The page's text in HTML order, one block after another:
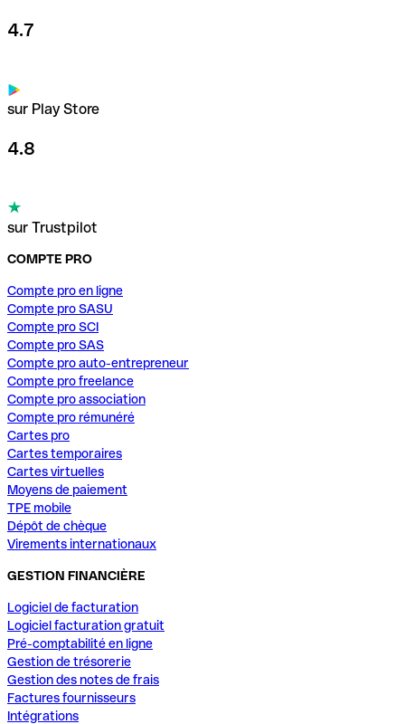
4.7
sur Play Store
4.8
sur Trustpilot
COMPTE PRO
Compte pro en ligne
Compte pro SASU
Compte pro SCI
Compte pro SAS
Compte pro auto-entrepreneur
Compte pro freelance
Compte pro association
Compte pro rémunéré
Cartes pro
Cartes temporaires
Cartes virtuelles
Moyens de paiement
TPE mobile
Dépôt de chèque
Virements internationaux
GESTION FINANCIÈRE
Logiciel de facturation
Logiciel facturation gratuit
Pré-comptabilité en ligne
Gestion de trésorerie
Gestion des notes de frais
Factures fournisseurs
Intégrations